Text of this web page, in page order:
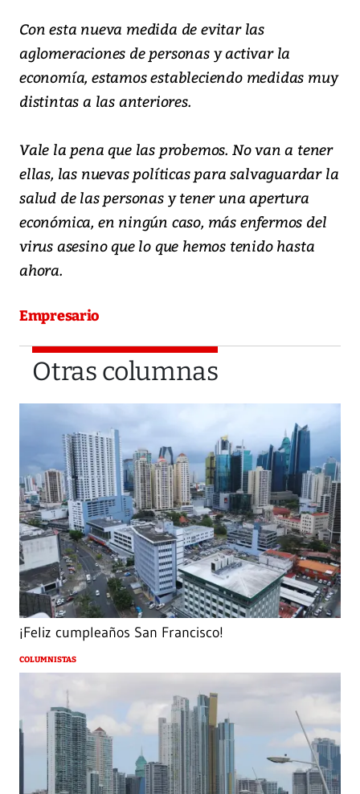
Con esta nueva medida de evitar las
aglomeraciones de personas y activar la
economía, estamos estableciendo medidas muy
distintas a las anteriores.
Vale la pena que las probemos. No van a tener
ellas, las nuevas políticas para salvaguardar la
salud de las personas y tener una apertura
económica, en ningún caso, más enfermos del
virus asesino que lo que hemos tenido hasta
ahora.
Empresario
Otras columnas
¡Feliz cumpleaños San Francisco!
COLUMNISTAS